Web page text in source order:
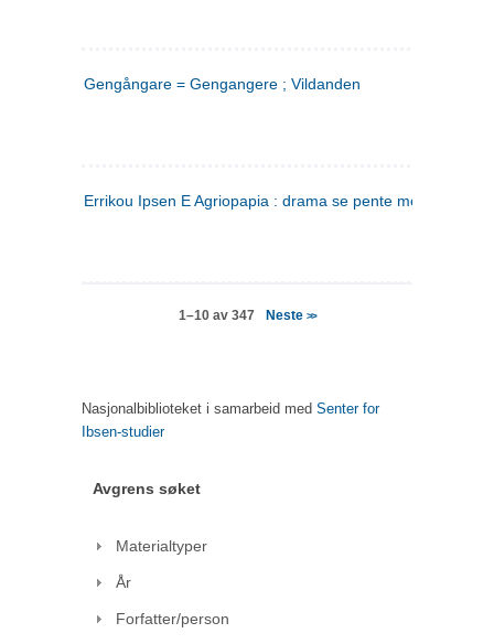
Gengångare = Gengangere ; Vildanden
Errikou Ipsen E Agriopapia : drama se pente mere
1–10 av 347 Neste >>
Nasjonalbiblioteket i samarbeid med Senter for
Ibsen-studier
Avgrens søket
Materialtyper
År
Forfatter/person